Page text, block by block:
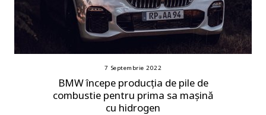
7 Septembrie 2022
BMW începe producția de pile de
combustie pentru prima sa mașină
cu hidrogen